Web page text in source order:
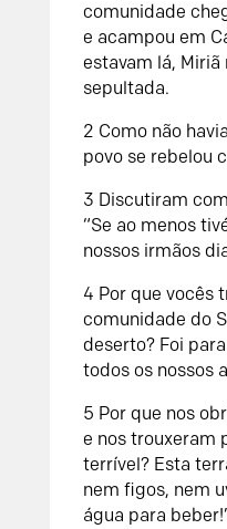
comunidade
e acampou em
estavam lá, Miriã
sepultada.
2 Como não
povo se rebelou
3 Discutiram
“Se ao menos
nossos irmãos
4 Por que vocês
comunidade do
deserto? Foi
todos os nossos
5 Por que nos
e nos trouxeram
terrível? Esta
nem figos, nem
água para